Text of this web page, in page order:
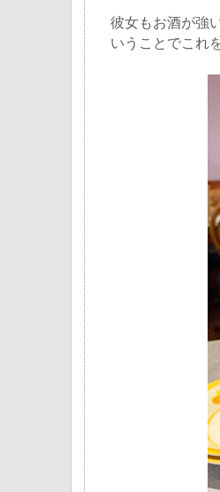
彼女もお酒が強
いうことでこれ